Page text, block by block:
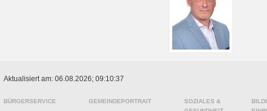
Aktualisiert am: 06.08.2026; 09:10:37
BÜRGERSERVICE
GEMEINDEPORTRAIT
SOZIALES &